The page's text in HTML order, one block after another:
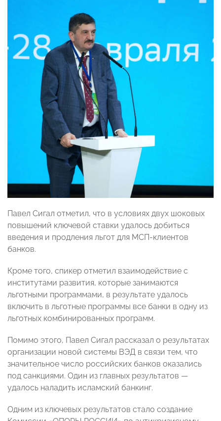
Павел Сигал отметил, что в условиях двух шоковых
повышений ключевой ставки удалось добиться
введения и продления льгот для МСП-клиентов
банков.
Кроме того, спикер отметил взаимодействие с
институтами развития, которые занимаются
льготными программами, в результате удалось
включить в льготные программы все банки в одну из
льготных комбинированных программ.
Помимо этого, Павел Сигал рассказал о результатах
организации новой системы ВЭД в связи тем, что
значительное число российских банков оказались
под санкциями. Один из главных результатов —
удалось наладить исламский банкинг.
Одним из ключевых результатов стало создание